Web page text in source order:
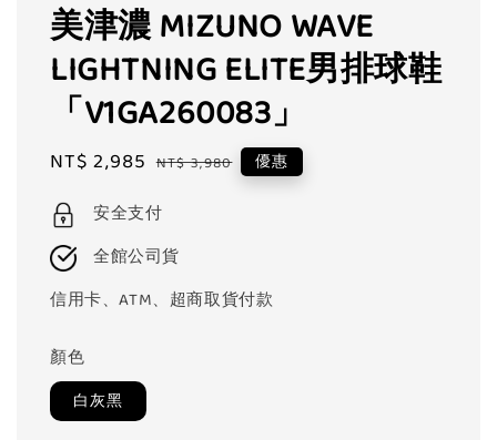
美津濃 MIZUNO WAVE
LIGHTNING ELITE男排球鞋
「V1GA260083」
Sale
NT$ 2,985 Regular
NT$ 3,980 優惠
安全支付
全館公司貨
信用卡、ATM、超商取貨付款
顏色
白灰黑